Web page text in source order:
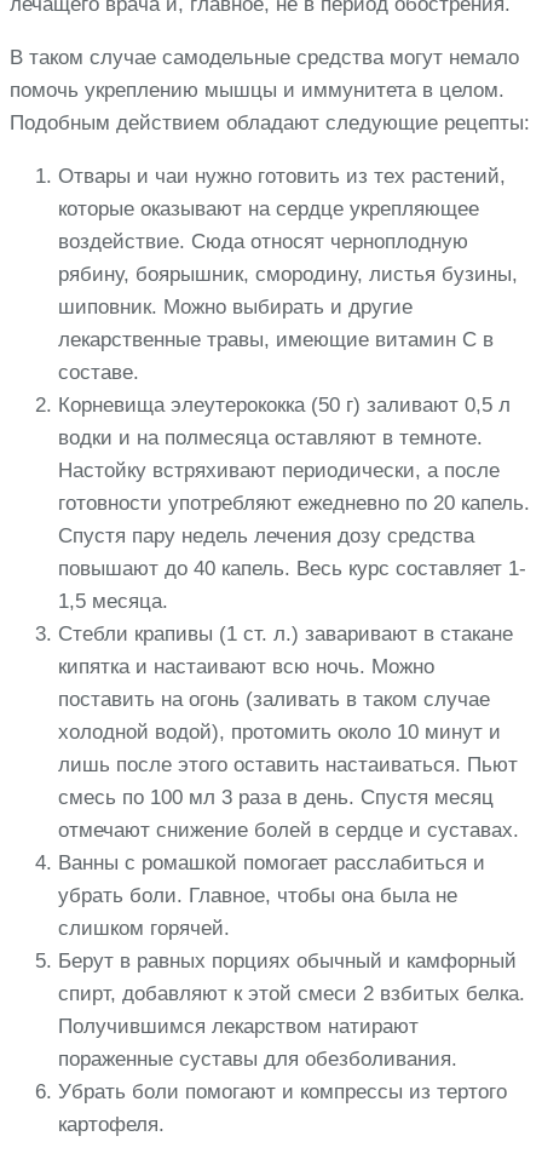
В таком случае самодельные средства могут немало
помочь укреплению мышцы и иммунитета в целом.
Подобным действием обладают следующие рецепты:
Отвары и чаи нужно готовить из тех растений,
которые оказывают на сердце укрепляющее
воздействие. Сюда относят черноплодную
рябину, боярышник, смородину, листья бузины,
шиповник. Можно выбирать и другие
лекарственные травы, имеющие витамин C в
составе.
Корневища элеутерококка (50 г) заливают 0,5 л
водки и на полмесяца оставляют в темноте.
Настойку встряхивают периодически, а после
готовности употребляют ежедневно по 20 капель.
Спустя пару недель лечения дозу средства
повышают до 40 капель. Весь курс составляет 1-
1,5 месяца.
Стебли крапивы (1 ст. л.) заваривают в стакане
кипятка и настаивают всю ночь. Можно
поставить на огонь (заливать в таком случае
холодной водой), протомить около 10 минут и
лишь после этого оставить настаиваться. Пьют
смесь по 100 мл 3 раза в день. Спустя месяц
отмечают снижение болей в сердце и суставах.
Ванны с ромашкой помогает расслабиться и
убрать боли. Главное, чтобы она была не
слишком горячей.
Берут в равных порциях обычный и камфорный
спирт, добавляют к этой смеси 2 взбитых белка.
Получившимся лекарством натирают
пораженные суставы для обезболивания.
Убрать боли помогают и компрессы из тертого
картофеля.